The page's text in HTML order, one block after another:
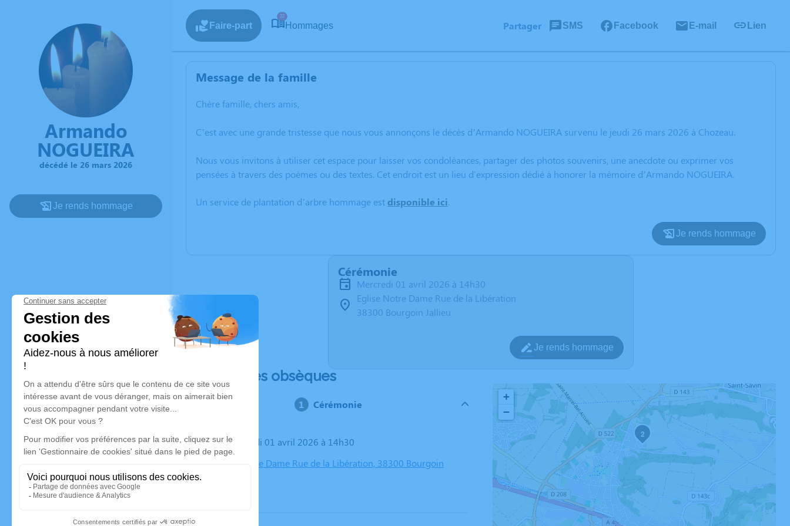
Armando
NOGUEIRA
décédé le 26 mars 2026
Je rends hommage
Faire-part
22
Hommages Partager SMS Facebook E-mail Lien
Message de la famille
Chère famille, chers amis,
C’est avec une grande tristesse que nous vous annonçons le décès d’Armando NOGUEIRA survenu le jeudi 26 mars 2026 à Chozeau.
Nous vous invitons à utiliser cet espace pour laisser vos condoléances, partager des photos souvenirs, une anecdote ou exprimer vos
pensées à travers des poèmes ou des textes. Cet endroit est un lieu d'expression dédié à honorer la mémoire d’Armando NOGUEIRA.
Un service de plantation d’arbre hommage est disponible ici.
Je rends hommage
Cérémonie
mercredi 01 avril 2026 à 14h30
Eglise Notre Dame Rue de la Libération
38300 Bourgoin Jallieu
Je rends hommage
Déroulé des obsèques
Cérémonie
Le mercredi 01 avril 2026 à 14h30
Eglise Notre Dame Rue de la Libération, 38300 Bourgoin
2
+
−